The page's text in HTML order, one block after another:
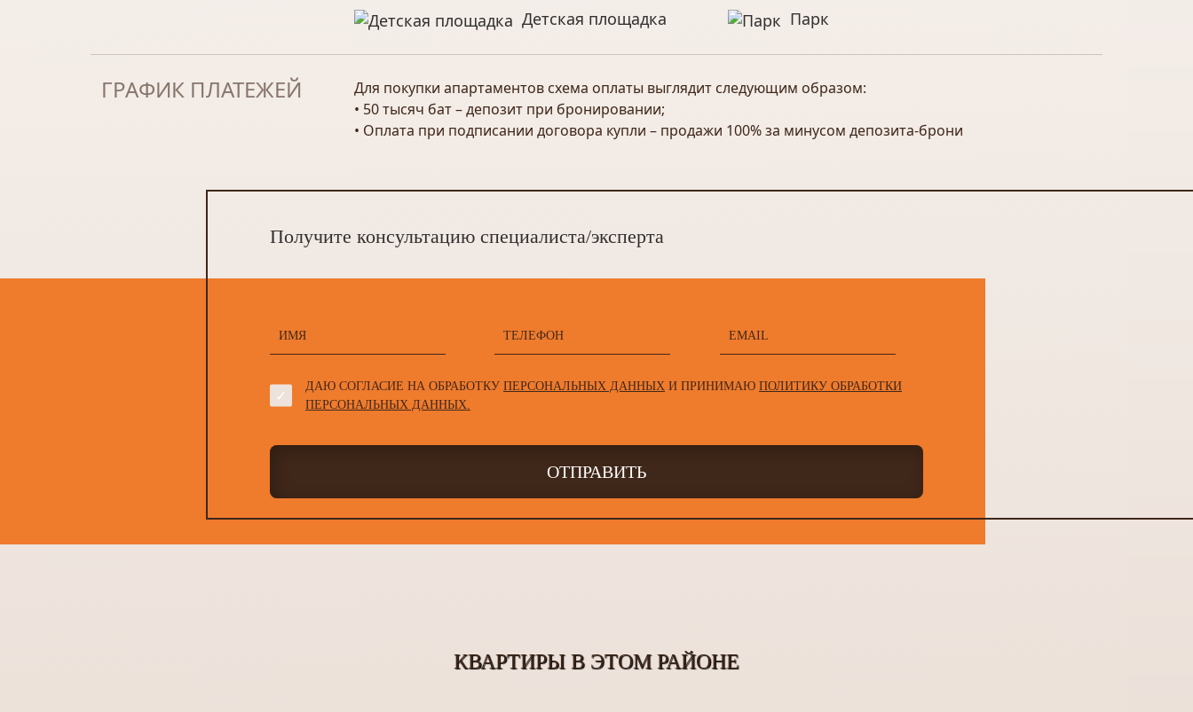
Детская площадка
Парк
ГРАФИК ПЛАТЕЖЕЙ
Для покупки апартаментов схема оплаты выглядит следующим образом:
• 50 тысяч бат – депозит при бронировании;
• Оплата при подписании договора купли – продажи 100% за минусом депозита-брони
Получите консультацию специалиста/эксперта
ДАЮ СОГЛАСИЕ НА ОБРАБОТКУ ПЕРСОНАЛЬНЫХ ДАННЫХ И ПРИНИМАЮ ПОЛИТИКУ ОБРАБОТКИ
ПЕРСОНАЛЬНЫХ ДАННЫХ.
ОТПРАВИТЬ
КВАРТИРЫ В ЭТОМ РАЙОНЕ